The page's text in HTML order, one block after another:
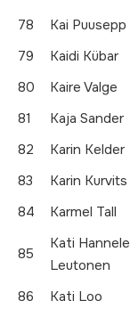
78
Kai Puusepp
79
Kaidi Kübar
80
Kaire Valge
81
Kaja Sander
82
Karin Kelder
83
Karin Kurvits
84
Karmel Tall
85
Kati Hannele
Leutonen
86 Kati Loo